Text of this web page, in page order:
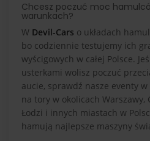
Chcesz poczuć moc
warunkach?
W Devil-Cars o układach
bo codziennie testujemy ich
wyścigowych w całej Polsce.
usterkami wolisz poczuć
aucie, sprawdź nasze eventy
na tory w okolicach Warszawy,
Łodzi i innych miastach w
hamują najlepsze maszyny